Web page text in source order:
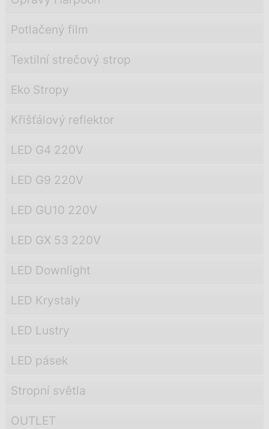
Potlačený film
Textilní strečový strop
Eko Stropy
Křišťálový reflektor
LED G4 220V
LED G9 220V
LED GU10 220V
LED GX 53 220V
LED Downlight
LED Krystaly
LED Lustry
LED pásek
Stropní světla
OUTLET